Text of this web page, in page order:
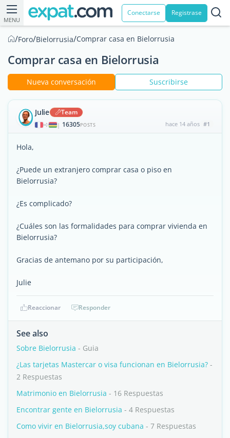
MENU
Conectarse Registrase
/Foro/Bielorrusia/Comprar casa en Bielorrusia
Comprar casa en Bielorrusia
Nueva conversación Suscribirse
Julie Team
| 16305POSTS hace 14 años #1
Hola,
¿Puede un extranjero comprar casa o piso en
Bielorrusia?
¿Es complicado?
¿Cuáles son las formalidades para comprar vivienda en
Bielorrusia?
Gracias de antemano por su participación,
Julie
Reaccionar Responder
See also
Sobre Bielorrusia - Guia
¿Las tarjetas Mastercar o visa funcionan en Bielorrusia? -
2 Respuestas
Matrimonio en Bielorrusia - 16 Respuestas
Encontrar gente en Bielorrusia - 4 Respuestas
Como vivir en Bielorrusia,soy cubana - 7 Respuestas